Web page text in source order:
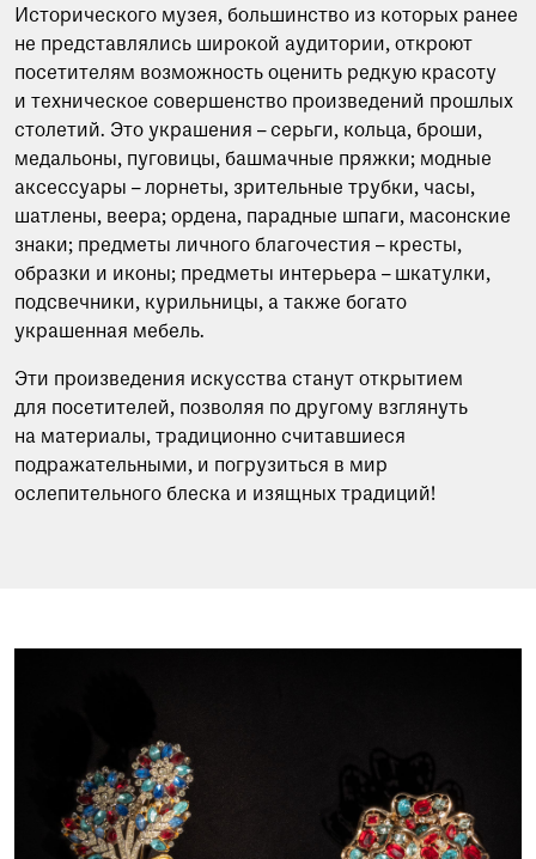
Исторического музея, большинство из которых ранее
не представлялись широкой аудитории, откроют
посетителям возможность оценить редкую красоту
и техническое совершенство произведений прошлых
столетий. Это украшения – серьги, кольца, броши,
медальоны, пуговицы, башмачные пряжки; модные
аксессуары – лорнеты, зрительные трубки, часы,
шатлены, веера; ордена, парадные шпаги, масонские
знаки; предметы личного благочестия – кресты,
образки и иконы; предметы интерьера – шкатулки,
подсвечники, курильницы, а также богато
украшенная мебель.
Эти произведения искусства станут открытием
для посетителей, позволяя по другому взглянуть
на материалы, традиционно считавшиеся
подражательными, и погрузиться в мир
ослепительного блеска и изящных традиций!